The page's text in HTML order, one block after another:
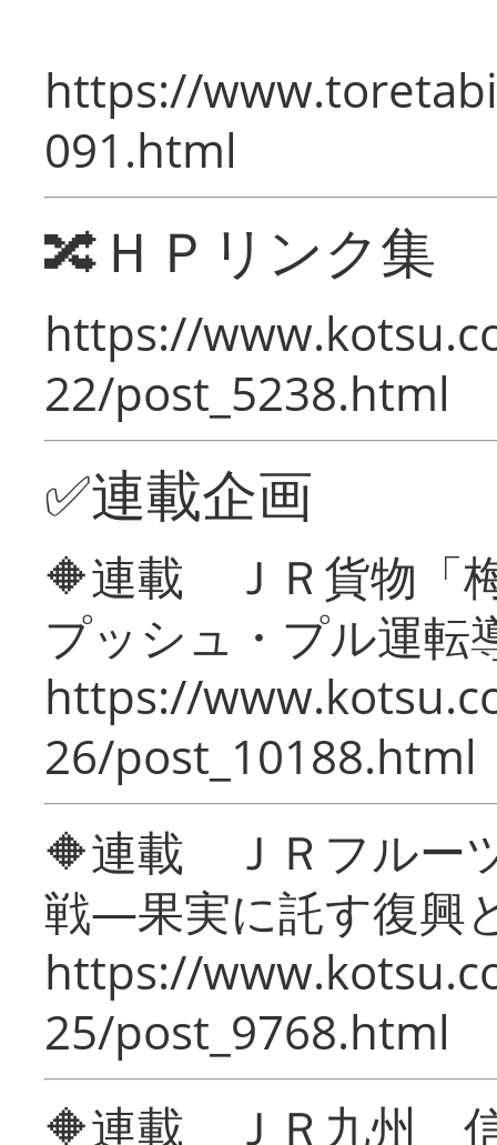
https://
091.html
🔀ＨＰリンク集
https://
22/post_5238.html
✅連載企画
🔶連載 ＪＲ貨物「
プッシュ・プル運転
https://
26/post_10188.html
🔶連載 ＪＲフルー
戦―果実に託す復興
https://
25/post_9768.html
🔶連載 ＪＲ九州 信